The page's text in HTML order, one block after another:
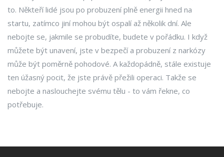
to. Někteří lidé jsou po probuzení plně energii hned na
startu, zatímco jiní mohou být ospalí až několik dní. Ale
nebojte se, jakmile se probudíte, budete v pořádku. I když
můžete být unavení, jste v bezpečí a probuzení z narkózy
může být poměrně pohodové. A každopádně, stále existuje
ten úžasný pocit, že jste právě přežili operaci. Takže se
nebojte a naslouchejte svému tělu - to vám řekne, co
potřebuje.